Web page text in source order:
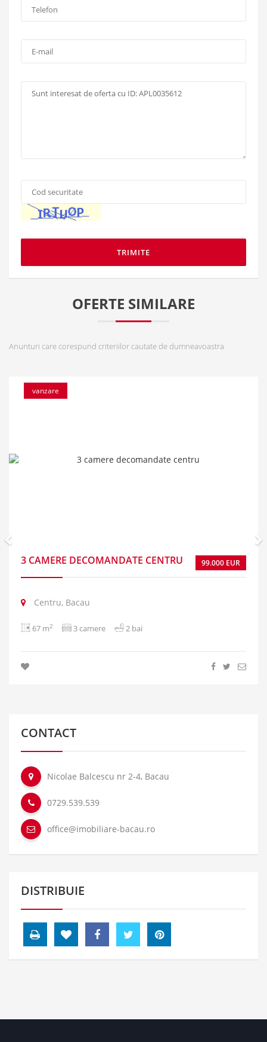
mail:
securitate
OFERTE SIMILARE
Anunturi care corespund criteriilor cautate de dumneavoastra
3 CAMERE DECOMANDATE CENTRU 99.000 EUR
Centru, Bacau
67 m2 3 camere 2 bai
vanzare
CONTACT
Nicolae Balcescu nr 2-4, Bacau
0729.539.539
office@imobiliare-bacau.ro
DISTRIBUIE